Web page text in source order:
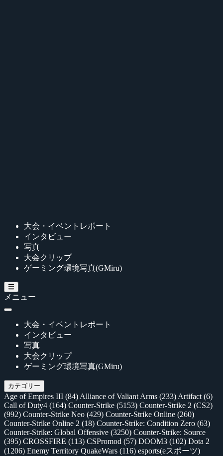
大会・イベントレポート
インタビュー
写真
大会クリップ
ゲーミング環境写真(GMiru)
メニュー
大会・イベントレポート
インタビュー
写真
大会クリップ
ゲーミング環境写真(GMiru)
カテゴリー
Age of Empires III (84) Alliance of Valiant Arms (233) Artifact (6)
Call of Duty4 (164) Counter-Strike (5153) Counter-Strike 2 (CS2)
(992) Counter-Strike Neo (429) Counter-Strike Online (260)
Counter-Strike Online 2 (18) Counter-Strike: Condition Zero (63)
Counter-Strike: Global Offensive (3250) Counter-Strike: Source
(395) CROSSFIRE (113) CSPromod (57) DOOM3 (102) Dota 2
(1206) Enemy Territory QuakeWars (116) esports(eスポーツ)